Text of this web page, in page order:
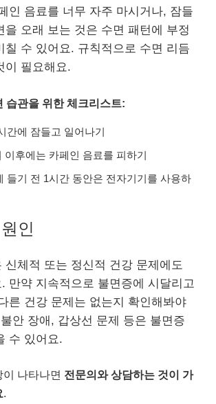
인 음료를 너무 자주 마시거나, 잠들
을 오래 보는 것은 수면 패턴에 부정
칠 수 있어요. 규칙적으로 수면 리듬
이 필요해요.
습관을 위한 체크리스트:
간에 잠들고 일어나기
이후에는 카페인 음료를 피하기
들기 전 1시간 동안은 전자기기를 사용하
인
신체적 또는 정신적 건강 문제에도
만약 지속적으로 불면증에 시달리고
른 건강 문제는 없는지 확인해봐야
안 장애, 갑상선 문제 등은 불면증
수 있어요.
나타나면 전문의와 상담하는 것이 가
.